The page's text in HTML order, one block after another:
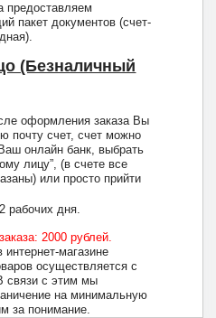
предоставляем
пакет документов (счет-
(Безналичный
оформления заказа Вы
почту счет, счет можно
онлайн банк, выбрать
лицу”, (в счете все
или просто прийти
рабочих дня.
2000 рублей.
магазине
осуществляется с
связи с этим мы
на минимальную
за понимание.
223-13-47